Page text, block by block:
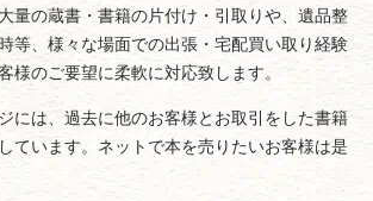
量の蔵書・書籍の片付け・引取りや、遺品整
等、様々な場面での出張・宅配買い取り経験
様のご要望に柔軟に対応致します。
には、過去に他のお客様とお取引をした書籍
ています。ネットで本を売りたいお客様は是